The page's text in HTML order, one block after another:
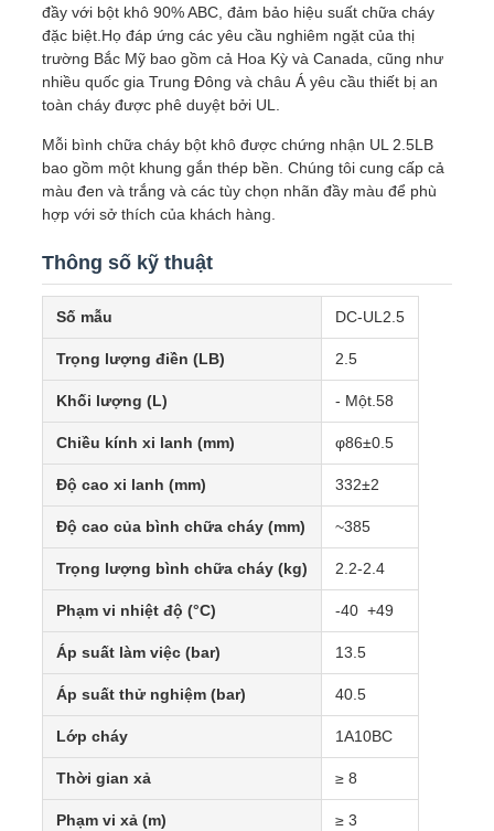
đầy với bột khô 90% ABC, đảm bảo hiệu suất chữa cháy
đặc biệt.Họ đáp ứng các yêu cầu nghiêm ngặt của thị
trường Bắc Mỹ bao gồm cả Hoa Kỳ và Canada, cũng như
nhiều quốc gia Trung Đông và châu Á yêu cầu thiết bị an
toàn cháy được phê duyệt bởi UL.
Mỗi bình chữa cháy bột khô được chứng nhận UL 2.5LB
bao gồm một khung gắn thép bền. Chúng tôi cung cấp cả
màu đen và trắng và các tùy chọn nhãn đầy màu để phù
hợp với sở thích của khách hàng.
Thông số kỹ thuật
Số mẫu DC-UL2.5
Trọng lượng điền (LB) 2.5
Khối lượng (L) - Một.58
Chiều kính xi lanh (mm) φ86±0.5
Độ cao xi lanh (mm) 332±2
Độ cao của bình chữa cháy (mm) ~385
Trọng lượng bình chữa cháy (kg) 2.2-2.4
Phạm vi nhiệt độ (°C) -40 ️ +49
Áp suất làm việc (bar) 13.5
Áp suất thử nghiệm (bar) 40.5
Lớp cháy 1A10BC
Thời gian xả ≥ 8
Phạm vi xả (m) ≥ 3